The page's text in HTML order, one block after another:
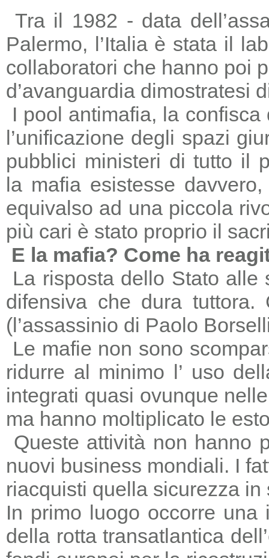
Tra il 1982 - data
Palermo, l’Italia è stata il
collaboratori che hanno poi
d’avanguardia dimostratesi
I pool antimafia, la
l’unificazione degli spazi
pubblici ministeri di tutto il
la mafia esistesse
equivalso ad una piccola
più cari è stato proprio il
E la mafia? Come ha
La risposta dello Stato alle
difensiva che dura
(l’assassinio di Paolo
Le mafie non sono
ridurre al minimo l’ uso
integrati quasi ovunque
ma hanno moltiplicato le
Queste attività non hanno
nuovi business mondiali. I
riacquisti quella sicurezza
In primo luogo occorre
della rotta transatlantica